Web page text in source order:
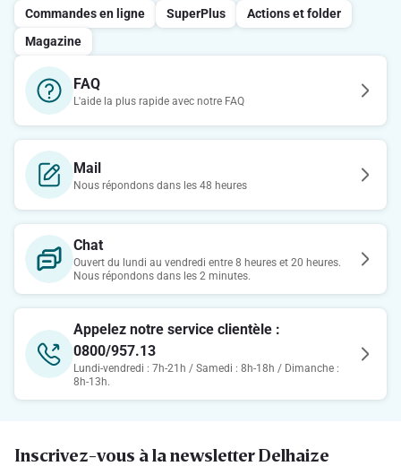
Commandes en ligne SuperPlus
Actions et folder
Magazine
FAQ
L'aide la plus rapide avec notre FAQ
Mail
Nous répondons dans les 48 heures
Chat
Ouvert du lundi au vendredi entre 8 heures et 20 heures.
Nous répondons dans les 2 minutes.
Appelez notre service clientèle :
0800/957.13
Lundi-vendredi : 7h-21h / Samedi : 8h-18h / Dimanche :
8h-13h.
Inscrivez-vous à la newsletter Delhaize